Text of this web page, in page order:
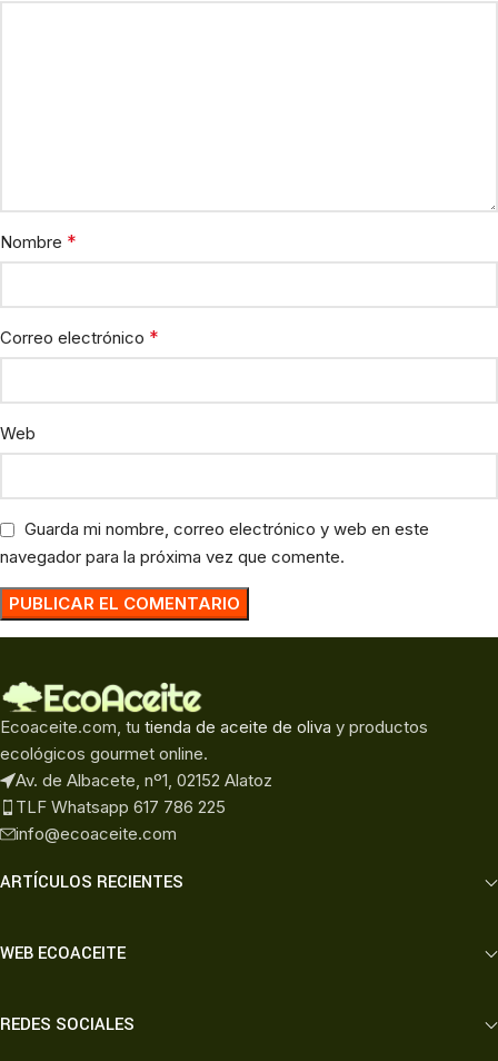
Nombre *
Correo electrónico *
Web
Guarda mi nombre, correo electrónico y web en este
navegador para la próxima vez que comente.
Ecoaceite.com, tu tienda de aceite de oliva y productos
ecológicos gourmet online.
Av. de Albacete, nº1, 02152 Alatoz
TLF Whatsapp 617 786 225
info@ecoaceite.com
ARTÍCULOS RECIENTES
WEB ECOACEITE
REDES SOCIALES